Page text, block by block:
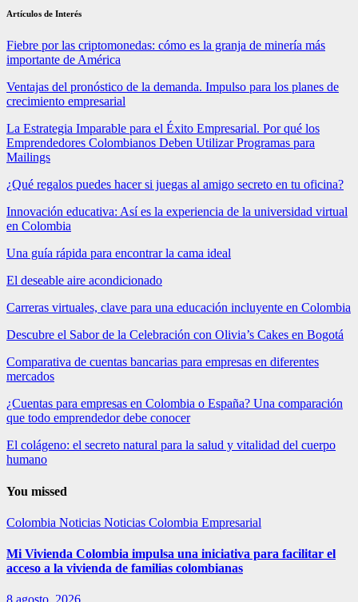
Artículos de Interés
Fiebre por las criptomonedas: cómo es la granja de minería más
importante de América
Ventajas del pronóstico de la demanda. Impulso para los planes de
crecimiento empresarial
La Estrategia Imparable para el Éxito Empresarial. Por qué los
Emprendedores Colombianos Deben Utilizar Programas para
Mailings
¿Qué regalos puedes hacer si juegas al amigo secreto en tu oficina?
Innovación educativa: Así es la experiencia de la universidad virtual
en Colombia
Una guía rápida para encontrar la cama ideal
El deseable aire acondicionado
Carreras virtuales, clave para una educación incluyente en Colombia
Descubre el Sabor de la Celebración con Olivia’s Cakes en Bogotá
Comparativa de cuentas bancarias para empresas en diferentes
mercados
¿Cuentas para empresas en Colombia o España? Una comparación
que todo emprendedor debe conocer
El colágeno: el secreto natural para la salud y vitalidad del cuerpo
humano
You missed
Colombia Noticias Noticias Colombia Empresarial
Mi Vivienda Colombia impulsa una iniciativa para facilitar el
acceso a la vivienda de familias colombianas